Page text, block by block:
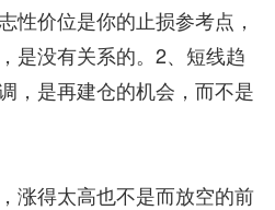
性价位是你的止损参考点，
是没有关系的。2、短线趋
，是再建仓的机会，而不是
涨得太高也不是而放空的前